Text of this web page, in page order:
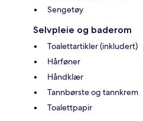
Sengetøy
Selvpleie og baderom
Toalettartikler (inkludert)
Hårføner
Håndklær
Tannbørste og tannkrem
Toalettpapir